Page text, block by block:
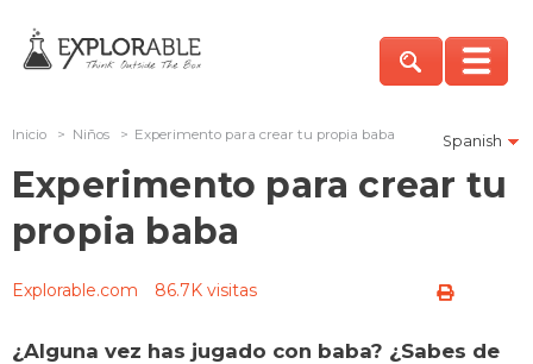
Spanish
Inicio > Niños > Experimento para crear tu propia baba
Experimento para crear tu
propia baba
Explorable.com 86.7K visitas
¿Alguna vez has jugado con baba? ¿Sabes de